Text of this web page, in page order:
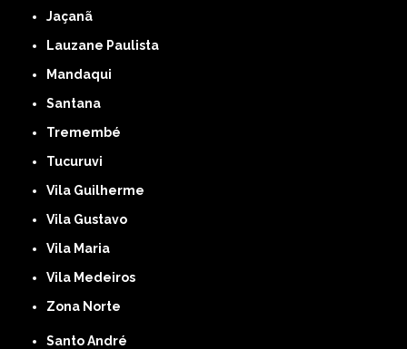
Jaçanã
Lauzane Paulista
Mandaqui
Santana
Tremembé
Tucuruvi
Vila Guilherme
Vila Gustavo
Vila Maria
Vila Medeiros
Zona Norte
Santo André